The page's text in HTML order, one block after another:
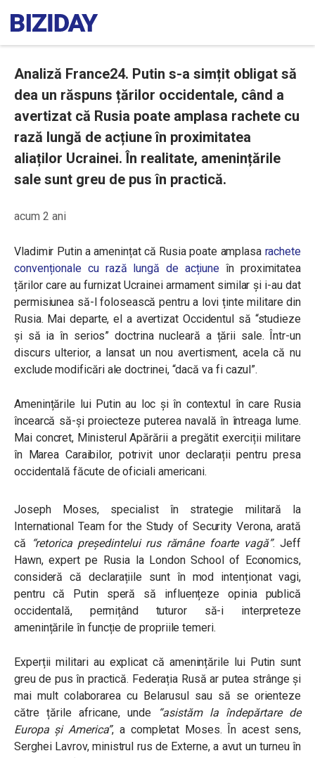
Analiză France24. Putin s-a simțit obligat să
dea un răspuns țărilor occidentale, când a
avertizat că Rusia poate amplasa rachete cu
rază lungă de acțiune în proximitatea
aliaților Ucrainei. În realitate, amenințările
sale sunt greu de pus în practică.
acum 2 ani
Vladimir Putin a amenințat că Rusia poate amplasa rachete
convenționale cu rază lungă de acțiune în proximitatea
țărilor care au furnizat Ucrainei armament similar și i-au dat
permisiunea să-l folosească pentru a lovi ținte militare din
Rusia. Mai departe, el a avertizat Occidentul să “studieze
și să ia în serios” doctrina nucleară a țării sale. Într-un
discurs ulterior, a lansat un nou avertisment, acela că nu
exclude modificări ale doctrinei, “dacă va fi cazul”.
Amenințările lui Putin au loc și în contextul în care Rusia
încearcă să-și proiecteze puterea navală în întreaga lume.
Mai concret, Ministerul Apărării a pregătit exerciții militare
în Marea Caraibilor, potrivit unor declarații pentru presa
occidentală făcute de oficiali americani.
Joseph Moses, specialist în strategie militară la
International Team for the Study of Security Verona, arată
că
“retorica președintelui rus rămâne foarte vagă”. Jeff
Hawn, expert pe Rusia la London School of Economics,
consideră că declarațiile sunt în mod intenționat vagi,
pentru că Putin speră să influențeze opinia publică
occidentală, permițând tuturor să-i interpreteze
amenințările în funcție de propriile temeri.
Experții militari au explicat că amenințările lui Putin sunt
greu de pus în practică. Federația Rusă ar putea strânge și
mai mult colaborarea cu Belarusul sau să se orienteze
către țările africane, unde
“asistăm la îndepărtare de
Europa și America”, a completat Moses. În acest sens,
Serghei Lavrov, ministrul rus de Externe, a avut un turneu în